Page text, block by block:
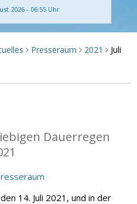
2026 - 06:55 Uhr
> Presseraum > 2021 > Juli
Dauerregen
14. Juli 2021, und in der